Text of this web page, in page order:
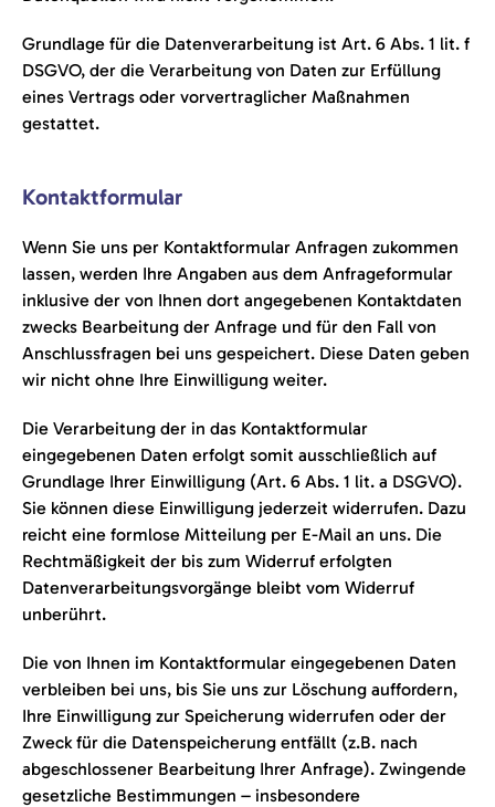
Grundlage für die Datenverarbeitung ist Art. 6 Abs. 1 lit. f
DSGVO, der die Verarbeitung von Daten zur Erfüllung
eines Vertrags oder vorvertraglicher Maßnahmen
gestattet.
Kontaktformular
Wenn Sie uns per Kontaktformular Anfragen zukommen
lassen, werden Ihre Angaben aus dem Anfrageformular
inklusive der von Ihnen dort angegebenen Kontaktdaten
zwecks Bearbeitung der Anfrage und für den Fall von
Anschlussfragen bei uns gespeichert. Diese Daten geben
wir nicht ohne Ihre Einwilligung weiter.
Die Verarbeitung der in das Kontaktformular
eingegebenen Daten erfolgt somit ausschließlich auf
Grundlage Ihrer Einwilligung (Art. 6 Abs. 1 lit. a DSGVO).
Sie können diese Einwilligung jederzeit widerrufen. Dazu
reicht eine formlose Mitteilung per E-Mail an uns. Die
Rechtmäßigkeit der bis zum Widerruf erfolgten
Datenverarbeitungsvorgänge bleibt vom Widerruf
unberührt.
Die von Ihnen im Kontaktformular eingegebenen Daten
verbleiben bei uns, bis Sie uns zur Löschung auffordern,
Ihre Einwilligung zur Speicherung widerrufen oder der
Zweck für die Datenspeicherung entfällt (z.B. nach
abgeschlossener Bearbeitung Ihrer Anfrage). Zwingende
gesetzliche Bestimmungen – insbesondere